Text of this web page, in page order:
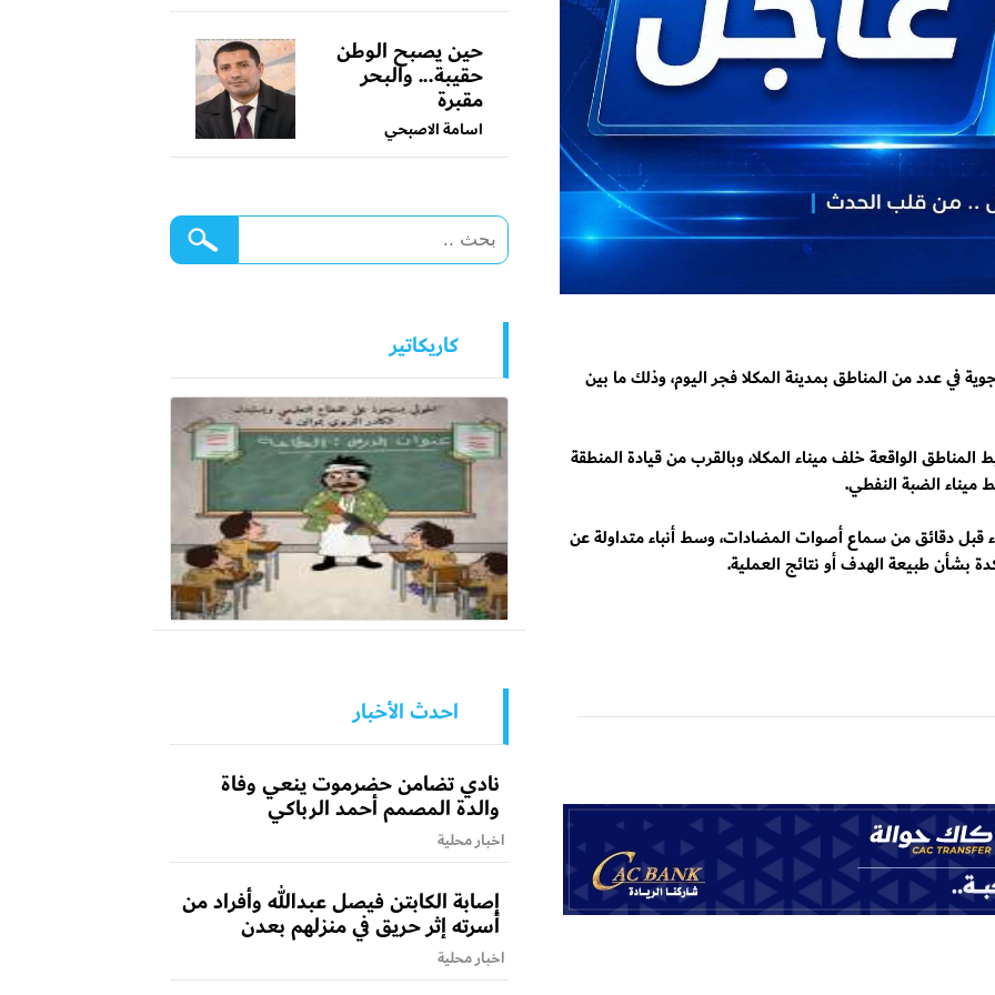
عدد من المناطق بمدينة المكلا فجر اليوم، وذلك ما بين
الواقعة خلف ميناء المكلا، وبالقرب من قيادة المنطقة
ميناء الضبة النفطي.
قبل دقائق من سماع أصوات المضادات، وسط أنباء متداولة عن
بشأن طبيعة الهدف أو نتائج العملية.
حين يصبح الوطن
حقيبة... والبحر
مقبرة
اسامة الاصبحي
كاريكاتير
احدث الأخبار
نادي تضامن حضرموت ينعي وفاة
والدة المصمم أحمد الرباكي
اخبار محلية
إصابة الكابتن فيصل عبدالله وأفراد من
أسرته إثر حريق في منزلهم بعدن
اخبار محلية